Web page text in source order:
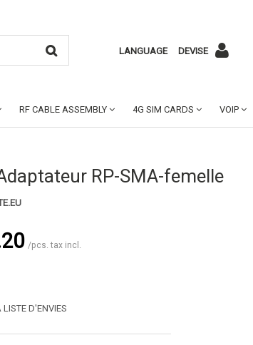
LANGUAGE DEVISE
RF CABLE ASSEMBLY 4G SIM CARDS VOIP
RP-SMA-femelle
/pcs. tax incl.
D'ENVIES